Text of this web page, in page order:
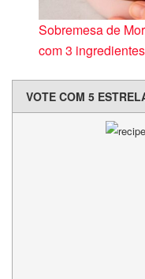
Sobremesa de
com 3 ingredientes
VOTE COM 5